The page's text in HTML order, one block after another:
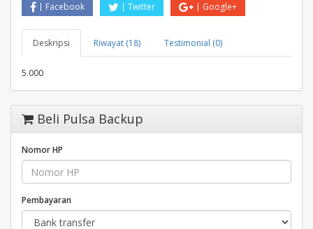
Facebook
Twitter Google+
Deskripsi Riwayat (18) Testimonial (0)
5.000
Beli Pulsa Backup
Nomor HP
Pembayaran